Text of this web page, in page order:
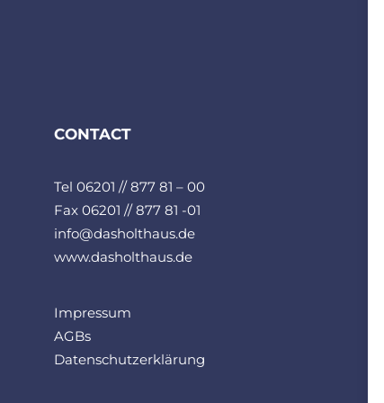
CONTACT
Tel 06201 // 877 81 – 00
Fax 06201 // 877 81 -01
info@dasholthaus.de
www.dasholthaus.de
Impressum
AGBs
Datenschutzerklärung